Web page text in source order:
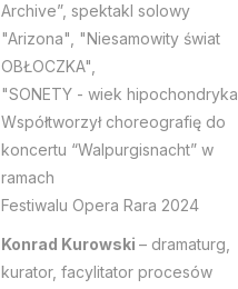
Archive”, spektakl solowy
"Arizona", "Niesamowity świat
OBŁOCZKA",
"SONETY - wiek
Współtworzył choreografię do
koncertu “Walpurgisnacht” w
ramach
Festiwalu Opera Rara 2024
Konrad Kurowski – dramaturg,
kurator, facylitator procesów